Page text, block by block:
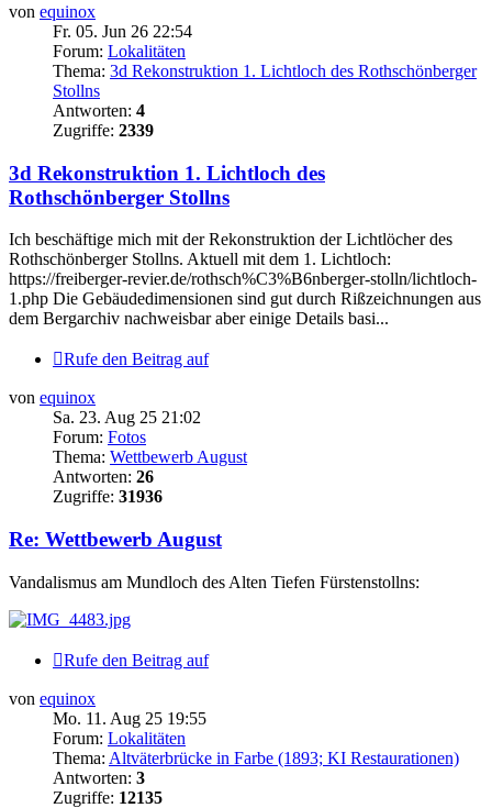
von equinox
Fr. 05. Jun 26 22:54
Forum: Lokalitäten
Thema: 3d Rekonstruktion 1. Lichtloch des Rothschönberger
Stollns
Antworten: 4
Zugriffe: 2339
3d Rekonstruktion 1. Lichtloch des
Rothschönberger Stollns
Ich beschäftige mich mit der Rekonstruktion der Lichtlöcher des
Rothschönberger Stollns. Aktuell mit dem 1. Lichtloch:
https://freiberger-revier.de/rothsch%C3%B6nberger-stolln/lichtloch-
1.php Die Gebäudedimensionen sind gut durch Rißzeichnungen aus
dem Bergarchiv nachweisbar aber einige Details basi...
Rufe den Beitrag auf
von equinox
Sa. 23. Aug 25 21:02
Forum: Fotos
Thema: Wettbewerb August
Antworten: 26
Zugriffe: 31936
Re: Wettbewerb August
Vandalismus am Mundloch des Alten Tiefen Fürstenstollns:
Rufe den Beitrag auf
von equinox
Mo. 11. Aug 25 19:55
Forum: Lokalitäten
Thema: Altväterbrücke in Farbe (1893; KI Restaurationen)
Antworten: 3
Zugriffe: 12135